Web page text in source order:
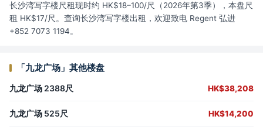
长沙湾写字楼尺租现时约 HK$18–100/尺（2026年第3季），本盘尺
租 HK$17/尺。查询长沙湾写字楼出租，欢迎致电 Regent 弘进
+852 7073 1194。
「九龙广场」其他楼盘
九龙广场 2388尺 HK$38,208
九龙广场 525尺 HK$14,200